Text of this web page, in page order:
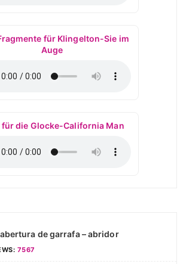
für Klingelton-Sie im
Auge
für die Glocke-California Man
de garrafa – abridor
7567